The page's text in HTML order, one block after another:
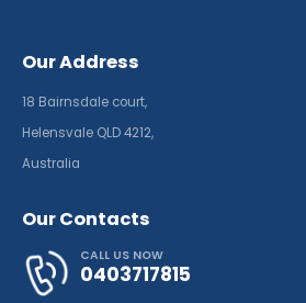
Our Address
18 Bairnsdale court,
Helensvale QLD 4212,
Australia
Our Contacts
CALL US NOW
0403717815